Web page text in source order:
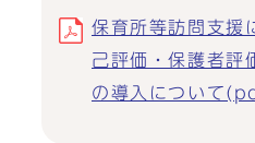
保育所等訪問支援
己評価・保護者評
の導入について